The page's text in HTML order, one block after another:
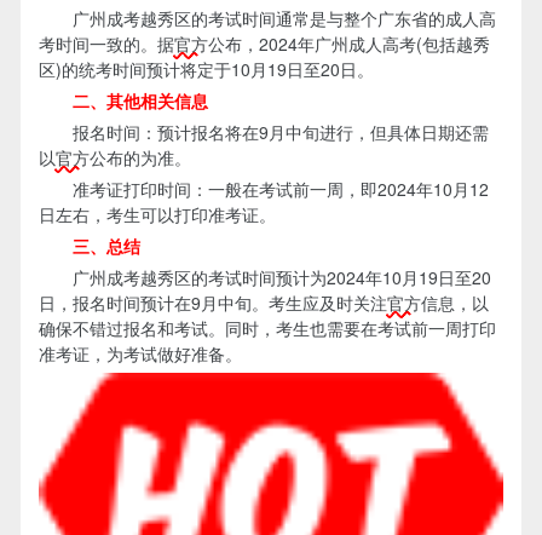
广州成考越秀区的考试时间通常是与整个广东省的成人高
考时间一致的。据官方公布，2024年广州成人高考(包括越秀
区)的统考时间预计将定于10月19日至20日。
二、其他相关信息
报名时间：预计报名将在9月中旬进行，但具体日期还需
以官方公布的为准。
准考证打印时间：一般在考试前一周，即2024年10月12
日左右，考生可以打印准考证。
三、总结
广州成考越秀区的考试时间预计为2024年10月19日至20
日，报名时间预计在9月中旬。考生应及时关注官方信息，以
确保不错过报名和考试。同时，考生也需要在考试前一周打印
准考证，为考试做好准备。